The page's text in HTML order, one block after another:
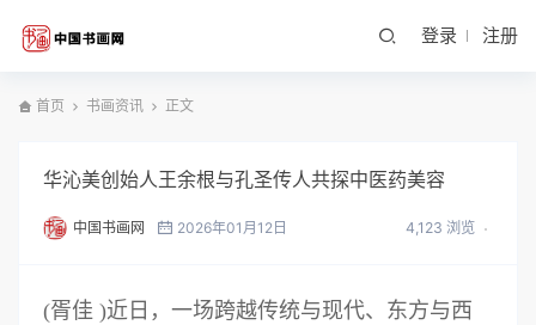
登录 注册
首页 书画资讯 正文
华沁美创始人王余根与孔圣传人共探中医药美容
中国书画网 2026年01月12日 4,123 浏览
(胥佳 )近日，一场跨越传统与现代、东方与西